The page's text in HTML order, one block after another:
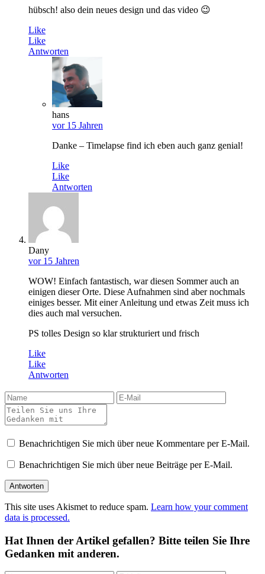
hübsch! also dein neues design und das video 😉
Like
Like
Antworten
hans
vor 15 Jahren
Danke – Timelapse find ich eben auch ganz genial!
Like
Like
Antworten
Dany
vor 15 Jahren
WOW! Einfach fantastisch, war diesen Sommer auch an
einigen dieser Orte. Diese Aufnahmen sind aber nochmals
einiges besser. Mit einer Anleitung und etwas Zeit muss ich
dies auch mal versuchen.
PS tolles Design so klar strukturiert und frisch
Like
Like
Antworten
Benachrichtigen Sie mich über neue Kommentare per E-Mail.
Benachrichtigen Sie mich über neue Beiträge per E-Mail.
This site uses Akismet to reduce spam. Learn how your comment
data is processed.
Hat Ihnen der Artikel gefallen? Bitte teilen Sie Ihre
Gedanken mit anderen.